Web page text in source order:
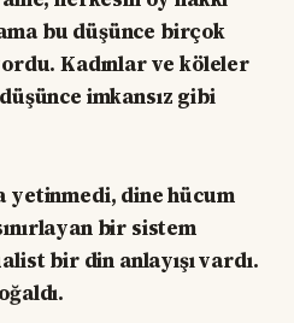
bu düşünce birçok
Kadınlar ve köleler
imkansız gibi
yetinmedi, dine hücum
bir sistem
bir din anlayışı vardı.